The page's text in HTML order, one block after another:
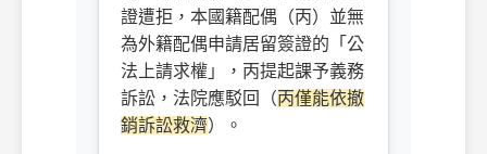
證遭拒，本國籍配偶（丙）並無
為外籍配偶申請居留簽證的「公
法上請求權」，丙提起課予義務
訴訟，法院應駁回（丙僅能依撤
銷訴訟救濟）。